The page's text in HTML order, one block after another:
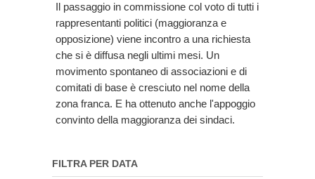
Il passaggio in commissione col voto di tutti i
rappresentanti politici (maggioranza e
opposizione) viene incontro a una richiesta
che si è diffusa negli ultimi mesi. Un
movimento spontaneo di associazioni e di
comitati di base è cresciuto nel nome della
zona franca. E ha ottenuto anche l'appoggio
convinto della maggioranza dei sindaci.
FILTRA PER DATA